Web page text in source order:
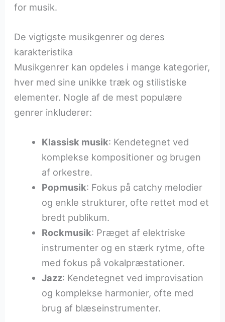
for musik.
De vigtigste musikgenrer og deres
karakteristika
Musikgenrer kan opdeles i mange kategorier,
hver med sine unikke træk og stilistiske
elementer. Nogle af de mest populære
genrer inkluderer:
Klassisk musik: Kendetegnet ved
komplekse kompositioner og brugen
af orkestre.
Popmusik: Fokus på catchy melodier
og enkle strukturer, ofte rettet mod et
bredt publikum.
Rockmusik: Præget af elektriske
instrumenter og en stærk rytme, ofte
med fokus på vokalpræstationer.
Jazz: Kendetegnet ved improvisation
og komplekse harmonier, ofte med
brug af blæseinstrumenter.